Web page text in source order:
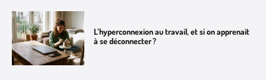
L’hyperconnexion au travail, et si on apprenait
à se déconnecter ?